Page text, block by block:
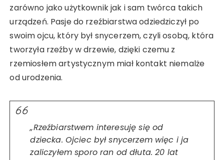
zarówno jako użytkownik jak i sam twórca takich
urządzeń. Pasje do rzeźbiarstwa odziedziczył po
swoim ojcu, który był snycerzem, czyli osobą, która
tworzyła rzeźby w drzewie, dzięki czemu z
rzemiosłem artystycznym miał kontakt niemalże
od urodzenia.
„Rzeźbiarstwem interesuję się od
dziecka. Ojciec był snycerzem więc i ja
zaliczyłem sporo ran od dłuta. 20 lat